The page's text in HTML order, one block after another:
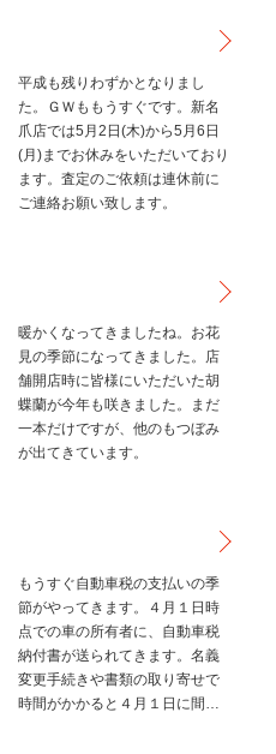
平成も残りわずかとなりまし
た。ＧＷももうすぐです。新名
爪店では5月2日(木)から5月6日
(月)までお休みをいただいており
ます。査定のご依頼は連休前に
ご連絡お願い致します。
暖かくなってきましたね。お花
見の季節になってきました。店
舗開店時に皆様にいただいた胡
蝶蘭が今年も咲きました。まだ
一本だけですが、他のもつぼみ
が出てきています。
もうすぐ自動車税の支払いの季
節がやってきます。４月１日時
点での車の所有者に、自動車税
納付書が送られてきます。名義
変更手続きや書類の取り寄せで
時間がかかると４月１日に間に